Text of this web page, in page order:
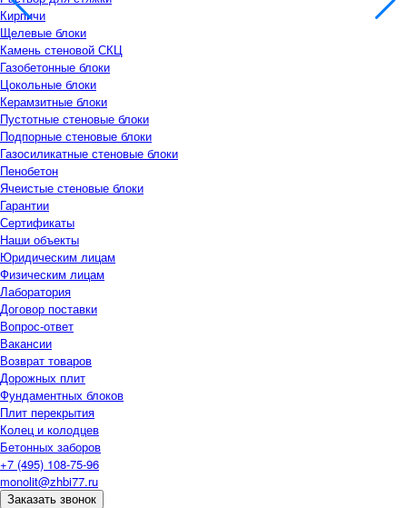
Кирпичи
Щелевые блоки
Камень стеновой СКЦ
Газобетонные блоки
Цокольные блоки
Керамзитные блоки
Пустотные стеновые блоки
Подпорные стеновые блоки
Газосиликатные стеновые блоки
Пенобетон
Ячеистые стеновые блоки
Гарантии
Сертификаты
Наши объекты
Юридическим лицам
Физическим лицам
Лаборатория
Договор поставки
Вопрос-ответ
Вакансии
Возврат товаров
Дорожных плит
Фундаментных блоков
Плит перекрытия
Колец и колодцев
Бетонных заборов
+7 (495) 108-75-96
monolit@zhbi77.ru
Заказать звонок